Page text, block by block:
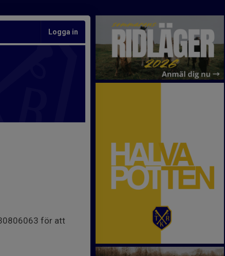
Logga in
för att